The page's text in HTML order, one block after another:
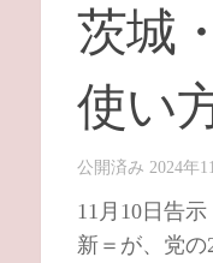
茨城
使い
公開済み 2024年
11月10日告
新＝が、党の